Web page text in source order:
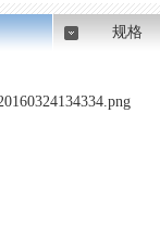
规格